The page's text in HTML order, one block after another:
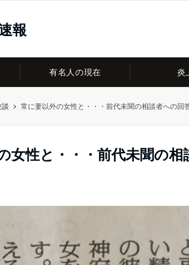
報
有名人の現在 炎
談 常に妻以外の女性と・・・前代未聞の相談者への回
女性と・・・前代未聞の